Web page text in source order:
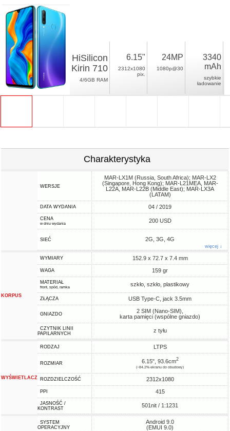
HiSilicon
Kirin 710
4/6GB RAM
6.15"
2312x1080
pix.
24MP
1080p@30
3340
mAh
szybkie
ładowanie
Charakterystyka
WERSJE
MAR-LX1M (Russia, South Africa); MAR-LX2
(Singapore, Hong Kong); MAR-L21MEA, MAR-
L22A, MAR-L22B (Middle East); MAR-LX3A
(LATAM)
DATA WYDANIA 04 / 2019
CENA
w dniu wydania 200 USD
SIEĆ 2G, 3G, 4G
więcej ↓
KORPUS
WYMIARY 152.9 x 72.7 x 7.4 mm
WAGA 159 gr
MATERIAŁ
front, spód, ramka szkło, szkło, plastikowy
ZŁĄCZA USB Type-C, jack 3.5mm
GNIAZDO
2 SIM (Nano-SIM),
karta pamięci (wspólne gniazdo)
CZYTNIK LINII
PAPILARNYCH
z tyłu
WYŚWIETLACZ
RODZAJ LTPS
ROZMIAR 6.15", 93.6cm2
(~84.2% ekranu do obudowy)
ROZDZIELCZOŚĆ 2312x1080
PPI 415
JASNOŚĆ /
KONTRAST
501nit / 1:1231
SYSTEM
OPERACYJNY
Android 9.0
(EMUI 9.0)